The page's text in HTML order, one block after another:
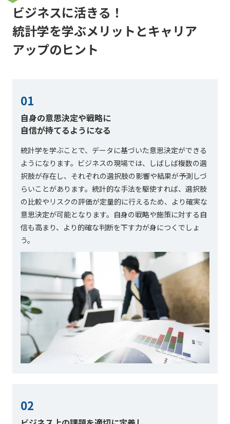
ビジネスに活きる！
統計学を学ぶメリットとキャリア
アップのヒント
01
自身の意思決定や戦略に
自信が持てるようになる
統計学を学ぶことで、データに基づいた意思決定ができる
ようになります。ビジネスの現場では、しばしば複数の選
択肢が存在し、それぞれの選択肢の影響や結果が予測しづ
らいことがあります。統計的な手法を駆使すれば、選択肢
の比較やリスクの評価が定量的に行えるため、より確実な
意思決定が可能となります。自身の戦略や施策に対する自
信も高まり、より的確な判断を下す力が身につくでしょ
う。
02